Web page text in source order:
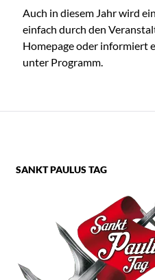
Auch in diesem Jahr wird
einfach durch den
Homepage oder informiert
unter Programm.
SANKT PAULUS TAG